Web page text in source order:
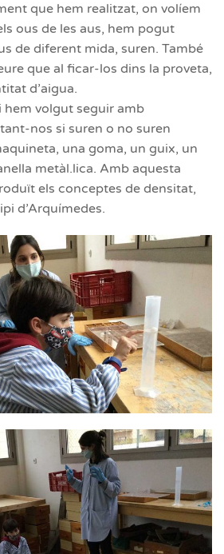
que hem realitzat, on volíem
ous de les aus, hem pogut
de diferent mida, suren. També
que al ficar-los dins la proveta,
d’aigua.
hem volgut seguir amb
nos si suren o no suren
una goma, un guix, un
metàl.lica. Amb aquesta
els conceptes de densitat,
d’Arquímedes.